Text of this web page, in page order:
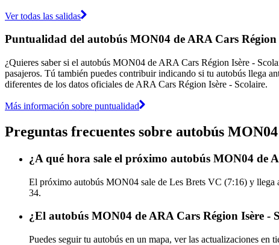
Ver todas las salidas
Puntualidad del autobús MON04 de ARA Cars Région
¿Quieres saber si el autobús MON04 de ARA Cars Région Isère -
pasajeros. Tú también puedes contribuir indicando si tu autobús llega
diferentes de los datos oficiales de ARA Cars Région Isère - Scolaire.
Más información sobre puntualidad
Preguntas frecuentes sobre autobús
¿A qué hora sale el próximo autobús MON04 de
El próximo autobús MON04 sale de Les Brets VC (7:16) y
34.
¿El autobús MON04 de ARA Cars Région Isère -
Puedes seguir tu autobús en un mapa, ver las actualizaciones